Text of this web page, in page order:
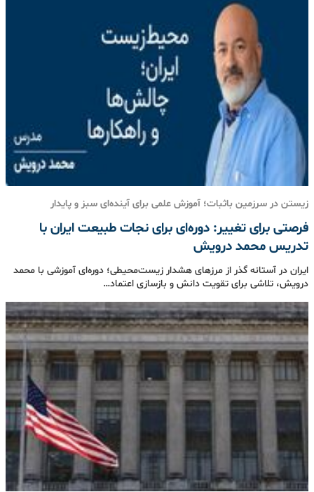
زیستن در سرزمین باثبات؛ آموزش علمی برای آینده‌ای سبز و پایدار
فرصتی برای تغییر: دوره‌ای برای نجات طبیعت ایران با
تدریس محمد درویش
ایران در آستانه گذر از مرزهای هشدار زیست‌محیطی؛ دوره‌ای آموزشی با محمد
درویش، تلاشی برای تقویت دانش و بازسازی اعتماد…